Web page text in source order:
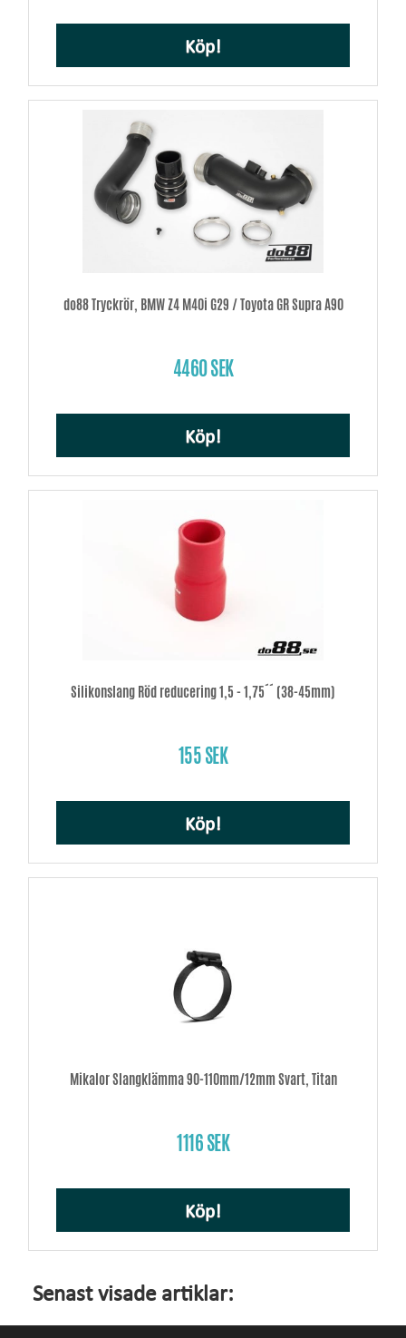
Köp!
do88 Tryckrör, BMW Z4 M40i G29 / Toyota GR Supra A90
4460 SEK
Köp!
Silikonslang Röd reducering 1,5 - 1,75´´ (38-45mm)
155 SEK
Köp!
Mikalor Slangklämma 90-110mm/12mm Svart, Titan
1116 SEK
Köp!
Senast visade artiklar: